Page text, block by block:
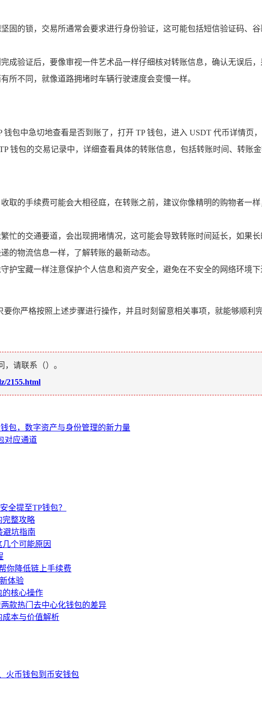
固的锁，交易所通常会要求进行身份验证，这可能包括短信验证码、
成验证后，要像审视一件艺术品一样仔细核对转账信息，确认无误后
所不同，就像道路拥堵时车辆行驶速度会变慢一样。
包中急切地查看是否到账了，打开 TP 钱包，进入 USDT 代币详情页
钱包的交易记录中，详细查看具体的转账信息，包括转账时间、转账
取的手续费可能会大相径庭，在转账之前，建议你像精明的购物者一
忙的交通要道，会出现拥堵情况，这可能会导致转账时间延长，如果
的物流信息一样，了解转账的最新动态。
护宝藏一样注意保护个人信息和资产安全，避免在不安全的网络环境
要你严格按照上述步骤进行操作，并且时刻留意相关事项，就能够顺
，请联系（）。
2155.html
包，数字资产与身份管理的新力量
对应通道
全提至TP钱包？
完整攻略
避坑指南
个可能原因
你降低链上手续费
体验
的核心操作
款热门去中心化钱包的差异
成本与价值解析
火币钱包到币安钱包